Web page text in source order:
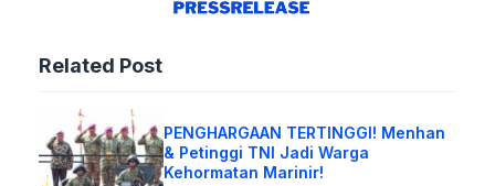
Related Post
PENGHARGAAN TERTINGGI! Menhan
& Petinggi TNI Jadi Warga
Kehormatan Marinir!